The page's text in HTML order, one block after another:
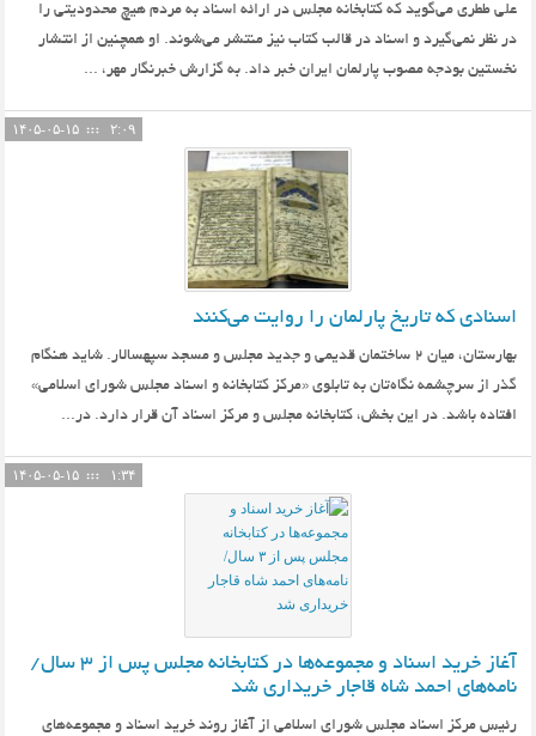
علی ططری می‌گوید که کتابخانه مجلس در ارائه اسناد به مردم هیچ محدودیتی را
در نظر نمی‌گیرد و اسناد در قالب کتاب نیز منتشر می‌شوند. او همچنین از انتشار
نخستین بودجه مصوب پارلمان ایران خبر داد. به گزارش خبرنگار مهر، ...
۲:۰۹
اسنادی که تاریخ پارلمان را روایت می‌کنند
بهارستان، میان 2 ساختمان قدیمی و جدید مجلس و مسجد سپهسالار. شاید هنگام
گذر از سرچشمه نگاه‌تان به تابلوی «مرکز کتابخانه و اسناد مجلس شورای اسلامی»
افتاده باشد. در این بخش، کتابخانه مجلس و مرکز اسناد آن قرار دارد. در...
۱:۳۴
آغاز خرید اسناد و مجموعه‌ها در کتابخانه مجلس پس از ۳ سال/
نامه‌های احمد شاه قاجار خریداری شد
رئیس مرکز اسناد مجلس شورای اسلامی از آغاز روند خرید اسناد و مجموعه‌های